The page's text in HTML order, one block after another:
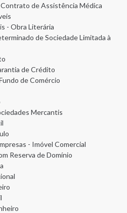
de Assistência Médica
- Obra Literária
de Sociedade Limitada à
de Crédito
de Comércio
Mercantis
- Imóvel Comercial
Reserva de Domínio